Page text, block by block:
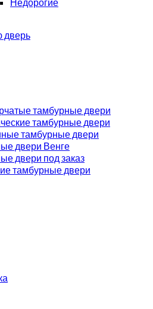
дверь
тамбурные двери
тамбурные двери
тамбурные двери
двери Венге
двери под заказ
тамбурные двери